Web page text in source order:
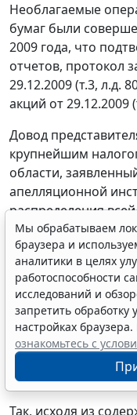
Необлагаемые
бумаг были
2009 года, что
отчетов, протокол
29.12.2009 (т.3, л.д.
акций от 29.12.2009
Довод
крупнейшим
области,
апелляционной
распределения
вычету в 4
"ПРОДО
отклоняется,
отсутствуют
нарастающим
исчисления и
налоговому
ОАО "ОБ" - это
принятия налога к
Так, исходя из
Мы обрабатываем
браузера и
аналитики в целях
работоспособности
исследований и
запретить обработку
настройках
ознакомьтесь с